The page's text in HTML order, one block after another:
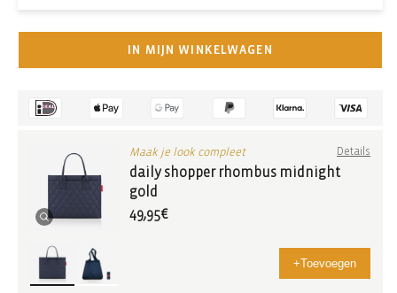
IN MIJN WINKELWAGEN
Maak je look compleet Details
daily shopper rhombus midnight
gold
49,95€
+Toevoegen